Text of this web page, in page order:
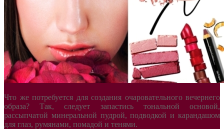
Что же потребуется для создания очаровательного вечернего
образа? Так, следует запастись тональной основой,
рассыпчатой минеральной пудрой, подводкой и карандашом
для глаз, румянами, помадой и тенями.